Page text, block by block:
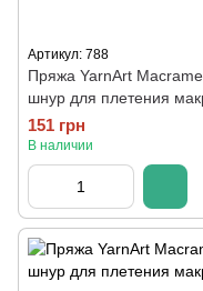
Артикул: 788
Пряжа YarnArt
шнур для плетения
151 грн
В наличии